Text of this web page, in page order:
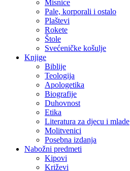
Misnice
Pale, korporali i ostalo
Plaštevi
Rokete
Štole
Svećeničke košulje
Knjige
Biblije
Teologija
Apologetika
Biografije
Duhovnost
Etika
Literatura za djecu i mlade
Molitvenici
Posebna izdanja
Nabožni predmeti
Kipovi
Križevi